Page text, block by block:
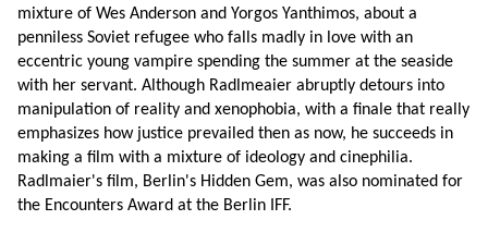
mixture of Wes Anderson and Yorgos Yanthimos, about a
penniless Soviet refugee who falls madly in love with an
eccentric young vampire spending the summer at the seaside
with her servant. Although Radlmeaier abruptly detours into
manipulation of reality and xenophobia, with a finale that really
emphasizes how justice prevailed then as now, he succeeds in
making a film with a mixture of ideology and cinephilia.
Radlmaier's film, Berlin's Hidden Gem, was also nominated for
the Encounters Award at the Berlin IFF.